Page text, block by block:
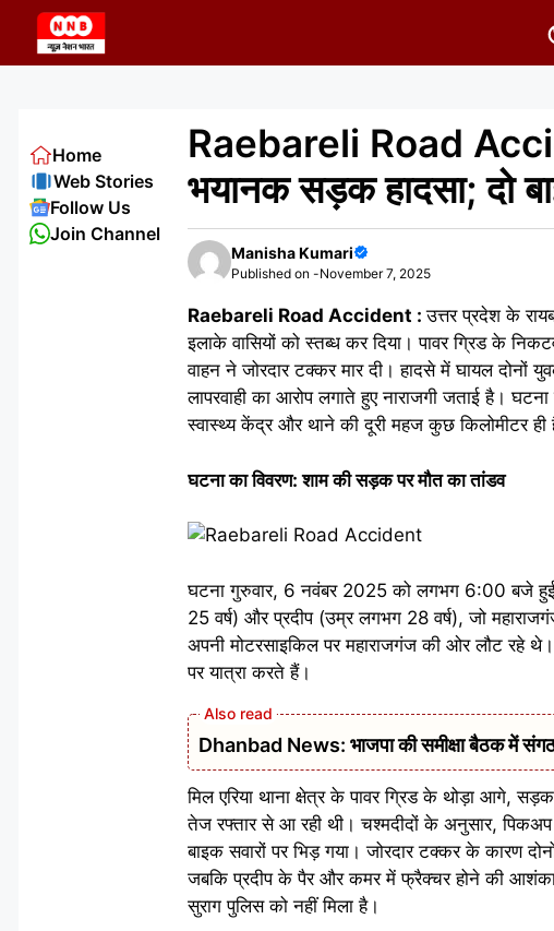
content
Raebareli Road
भयानक सड़क हादसा; दो
Manisha Kumari
Published on -November 7, 2025
Raebareli Road Accident :उत्तर प्रदेश के
इलाके वासियों को स्तब्ध कर दिया। पावर ग्रिड के
वाहन ने जोरदार टक्कर मार दी। हादसे में घायल दोनों
लापरवाही का आरोप लगाते हुए नाराजगी जताई है।
स्वास्थ्य केंद्र और थाने की दूरी महज कुछ किलोमीटर ही
घटना का विवरण: शाम की सड़क पर मौत का तांडव
घटना गुरुवार, 6 नवंबर 2025 को लगभग 6:00 बजे
25 वर्ष) और प्रदीप (उम्र लगभग 28 वर्ष), जो
अपनी मोटरसाइकिल पर महाराजगंज की ओर लौट रहे
पर यात्रा करते हैं।
Dhanbad News: भाजपा की समीक्षा बैठक में
मिल एरिया थाना क्षेत्र के पावर ग्रिड के थोड़ा आगे,
तेज रफ्तार से आ रही थी। चश्मदीदों के अनुसार,
बाइक सवारों पर भिड़ गया। जोरदार टक्कर के कारण
जबकि प्रदीप के पैर और कमर में फ्रैक्चर होने की
सुराग पुलिस को नहीं मिला है।
Home
Web Stories
Follow Us
Join Channel